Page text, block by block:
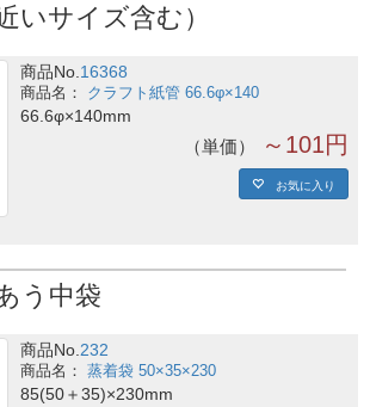
いサイズ含む）
商品No. 16368
クラフト紙管 66.6φ×140
66.6φ×140mm
単価 ～101円
お気に入り
う中袋
商品No. 232
蒸着袋 50×35×230
85(50＋35)×230mm